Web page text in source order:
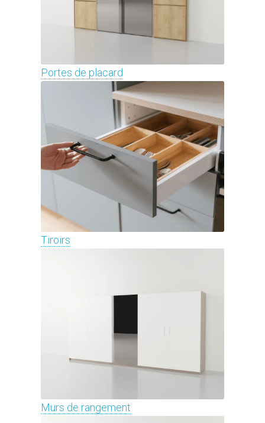
Portes de placard
Tiroirs
Murs de rangement